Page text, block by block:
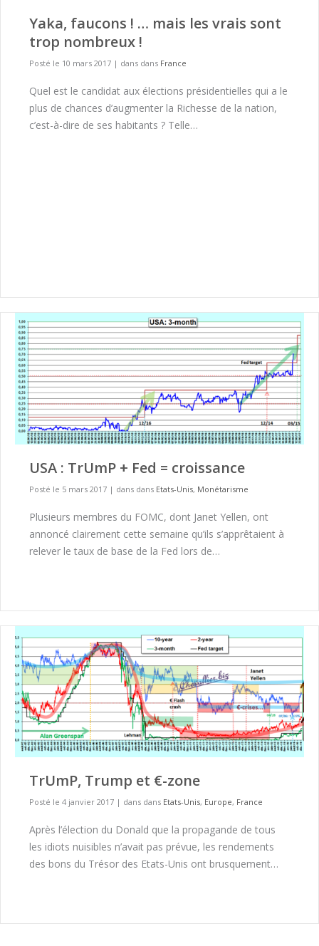
Yaka, faucons ! … mais les vrais sont
trop nombreux !
Posté le 10 mars 2017 | dans dans France
Quel est le candidat aux élections présidentielles qui a le
plus de chances d’augmenter la Richesse de la nation,
c’est-à-dire de ses habitants ? Telle…
USA : TrUmP + Fed = croissance
Posté le 5 mars 2017 | dans dans Etats-Unis, Monétarisme
Plusieurs membres du FOMC, dont Janet Yellen, ont
annoncé clairement cette semaine qu’ils s’apprêtaient à
relever le taux de base de la Fed lors de…
TrUmP, Trump et €-zone
Posté le 4 janvier 2017 | dans dans Etats-Unis, Europe, France
Après l’élection du Donald que la propagande de tous
les idiots nuisibles n’avait pas prévue, les rendements
des bons du Trésor des Etats-Unis ont brusquement…